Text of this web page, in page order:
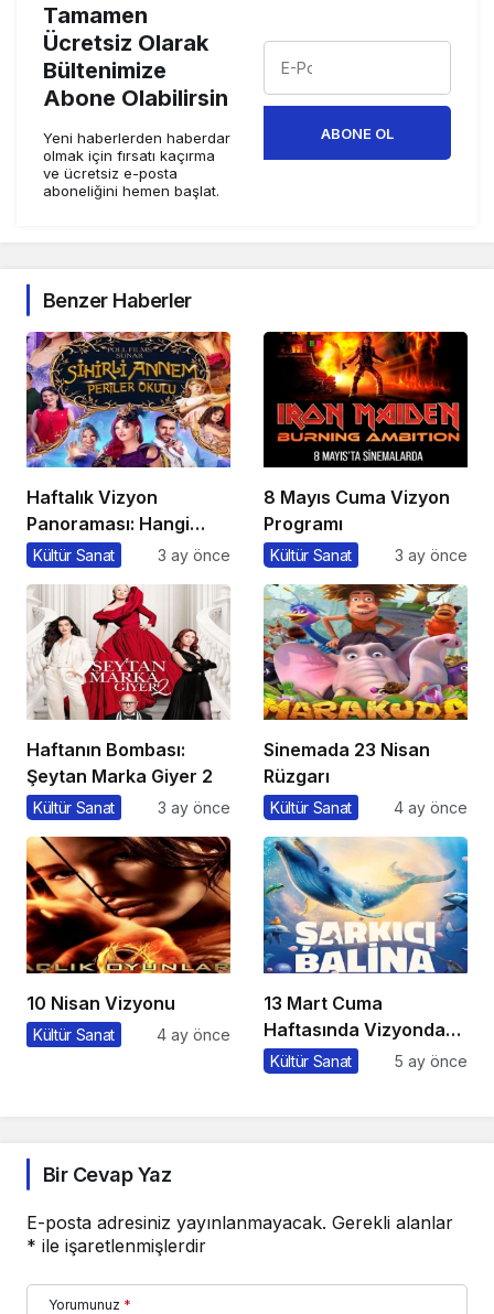
Tamamen
Ücretsiz Olarak
Bültenimize
Abone Olabilirsin
Yeni haberlerden haberdar
olmak için fırsatı kaçırma
ve ücretsiz e-posta
aboneliğini hemen başlat.
ABONE OL
Benzer Haberler
Haftalık Vizyon
Panoraması: Hangi
Filmi İzlemeli?
Kültür Sanat 3 ay önce
8 Mayıs Cuma Vizyon
Programı
Kültür Sanat 3 ay önce
Haftanın Bombası:
Şeytan Marka Giyer 2
Kültür Sanat 3 ay önce
Sinemada 23 Nisan
Rüzgarı
Kültür Sanat 4 ay önce
10 Nisan Vizyonu
Kültür Sanat 4 ay önce
13 Mart Cuma
Haftasında Vizyonda
Hangi Filmler Var?
Kültür Sanat 5 ay önce
Bir Cevap Yaz
E-posta adresiniz yayınlanmayacak. Gerekli alanlar
* ile işaretlenmişlerdir
Yorumunuz *